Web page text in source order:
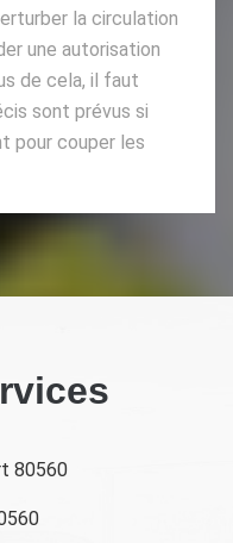
la circulation
une autorisation
de cela, il faut
sont prévus si
pour couper les
80560